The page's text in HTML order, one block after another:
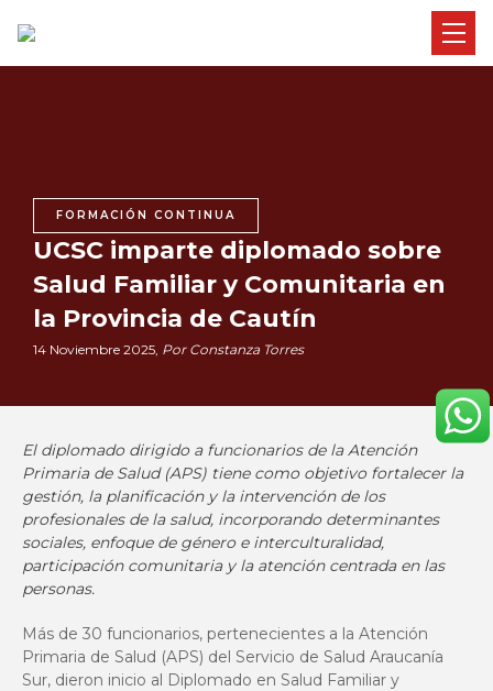
FORMACIÓN CONTINUA
UCSC imparte diplomado sobre
Salud Familiar y Comunitaria en
la Provincia de Cautín
14 Noviembre 2025, Por Constanza Torres
El diplomado dirigido a funcionarios de la Atención
Primaria de Salud (APS) tiene como objetivo fortalecer la
gestión, la planificación y la intervención de los
profesionales de la salud, incorporando determinantes
sociales, enfoque de género e interculturalidad,
participación comunitaria y la atención centrada en las
personas.
Más de 30 funcionarios, pertenecientes a la Atención
Primaria de Salud (APS) del Servicio de Salud Araucanía
Sur, dieron inicio al Diplomado en Salud Familiar y